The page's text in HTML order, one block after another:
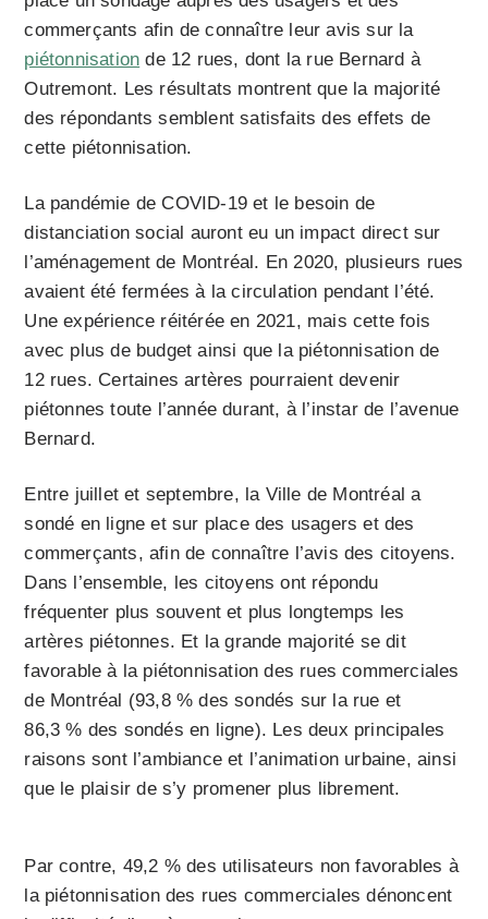
commerçants afin de connaître leur avis sur la
piétonnisation de 12 rues, dont la rue Bernard à
Outremont. Les résultats montrent que la majorité
des répondants semblent satisfaits des effets de
cette piétonnisation.
La pandémie de COVID-19 et le besoin de
distanciation social auront eu un impact direct sur
l’aménagement de Montréal. En 2020, plusieurs rues
avaient été fermées à la circulation pendant l’été.
Une expérience réitérée en 2021, mais cette fois
avec plus de budget ainsi que la piétonnisation de
12 rues. Certaines artères pourraient devenir
piétonnes toute l’année durant, à l’instar de l’avenue
Bernard.
Entre juillet et septembre, la Ville de Montréal a
sondé en ligne et sur place des usagers et des
commerçants, afin de connaître l’avis des citoyens.
Dans l’ensemble, les citoyens ont répondu
fréquenter plus souvent et plus longtemps les
artères piétonnes. Et la grande majorité se dit
favorable à la piétonnisation des rues commerciales
de Montréal (93,8 % des sondés sur la rue et
86,3 % des sondés en ligne). Les deux principales
raisons sont l’ambiance et l’animation urbaine, ainsi
que le plaisir de s’y promener plus librement.
Par contre, 49,2 % des utilisateurs non favorables à
la piétonnisation des rues commerciales dénoncent